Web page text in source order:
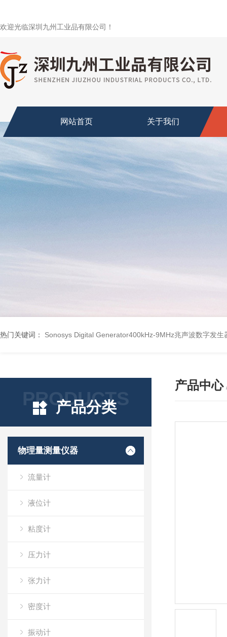
欢迎光临深圳九州工业品有限公司！
网站首页 关于我们
热门关键词： Sonosys Digital Generator400kHz-9MHz兆声波数字发生
PRODUCTS
产品分类
物理量测量仪器
流量计
液位计
粘度计
压力计
张力计
密度计
振动计
产品中心